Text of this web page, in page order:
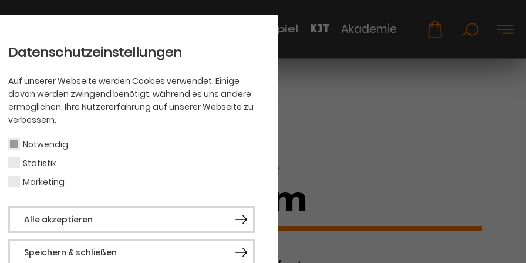
Datenschutzeinstellungen
Auf unserer Webseite werden Cookies verwendet. Einige
davon werden zwingend benötigt, während es uns andere
ermöglichen, Ihre Nutzererfahrung auf unserer Webseite zu
verbessern.
Notwendig
Statistik
Marketing
Alle akzeptieren
Speichern & schließen
Schauspiel KJT Akademie
PHILHARMONIKER
Doi Kim